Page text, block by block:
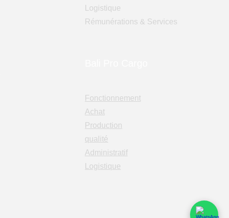
Logistique
Rémunérations & Services
Fonctionnement
Achat
Production
qualité
Administratif
Logistique